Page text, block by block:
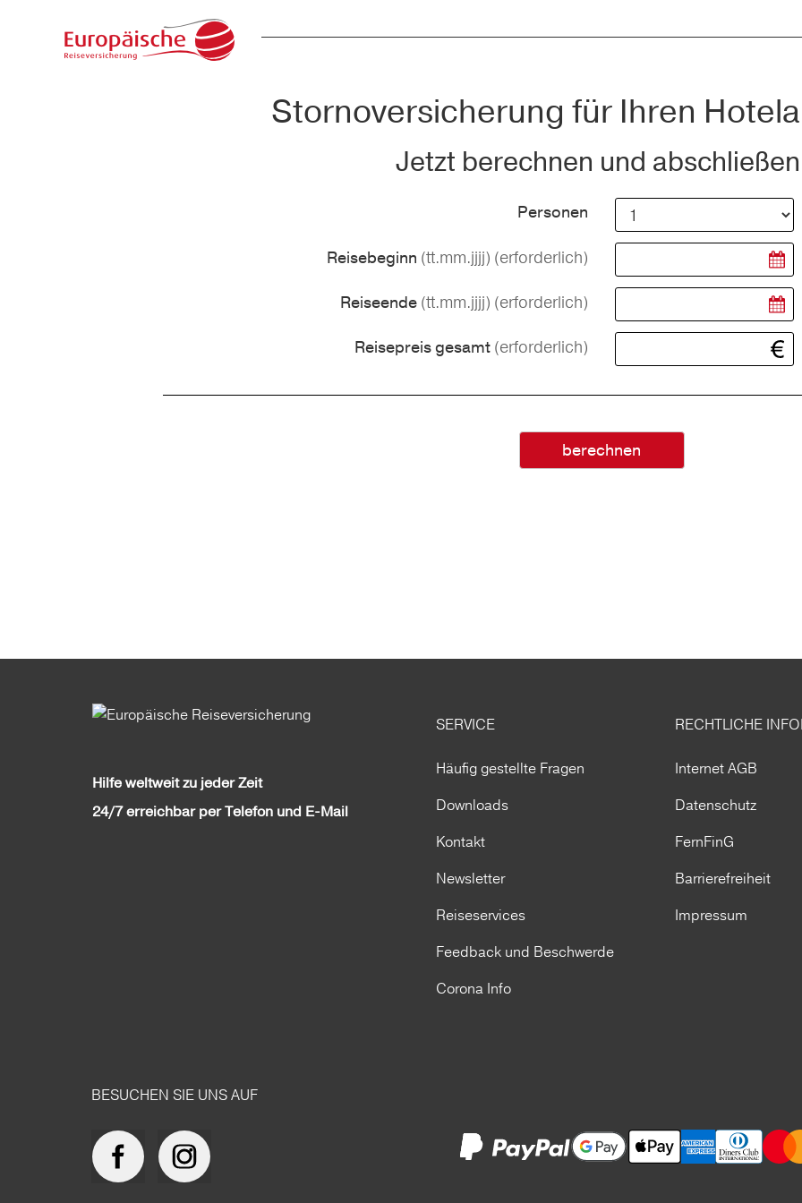
Stornoversicherung für Ihren
Jetzt berechnen und
Personen
Reisebeginn (tt.mm.jjjj) (erforderlich)
Reiseende (tt.mm.jjjj) (erforderlich)
Reisepreis gesamt (erforderlich)
berechnen
Hilfe weltweit zu jeder Zeit
24/7 erreichbar per Telefon und E-Mail
SERVICE
Häufig gestellte Fragen
Downloads
Kontakt
Newsletter
Reiseservices
Feedback und Beschwerde
Corona Info
RECHTLICHE
Internet AGB
Datenschutz
FernFinG
Barrierefreiheit
Impressum
BESUCHEN SIE UNS AUF